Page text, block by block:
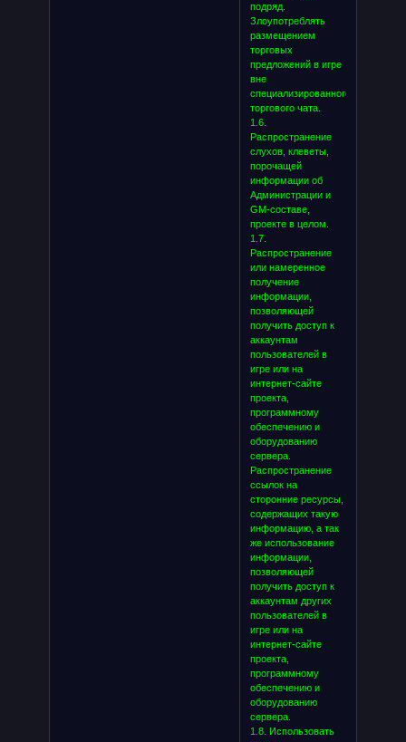
подряд.
Злоупотреблять
размещением
торговых
предложений в игре
вне
специализированного
торгового чата.
1.6.
Распространение
слухов, клеветы,
порочащей
информации об
Администрации и
GM-составе,
проекте в целом.
1.7.
Распространение
или намеренное
получение
информации,
позволяющей
получить доступ к
аккаунтам
пользователей в
игре или на
интернет-сайте
проекта,
программному
обеспечению и
оборудованию
сервера.
Распространение
ссылок на
сторонние ресурсы,
содержащих такую
информацию, а так
же использование
информации,
позволяющей
получить доступ к
аккаунтам других
пользователей в
игре или на
интернет-сайте
проекта,
программному
обеспечению и
оборудованию
сервера.
1.8. Использовать